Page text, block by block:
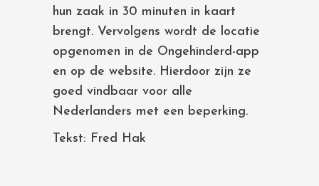
hun zaak in 30 minuten in kaart
brengt. Vervolgens wordt de locatie
opgenomen in de Ongehinderd-app
en op de website. Hierdoor zijn ze
goed vindbaar voor alle
Nederlanders met een beperking.
Tekst: Fred Hak